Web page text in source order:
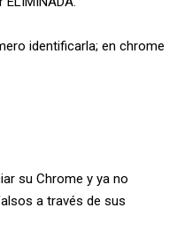
identificarla; en chrome
su Chrome y ya no
a través de sus